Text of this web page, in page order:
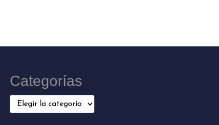
Categorías
Categorías